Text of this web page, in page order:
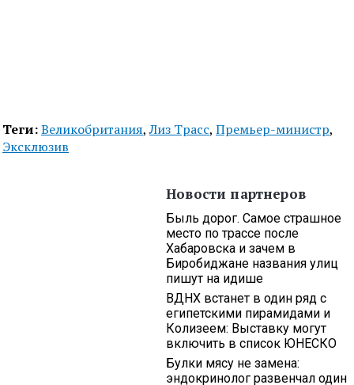
Теги:Великобритания,Лиз Трасс, Премьер-министр,
Эксклюзив
Новости партнеров
Быль дорог. Самое страшное
место по трассе после
Хабаровска и зачем в
Биробиджане названия улиц
пишут на идише
ВДНХ встанет в один ряд с
египетскими пирамидами и
Колизеем: Выставку могут
включить в список ЮНЕСКО
Булки мясу не замена:
эндокринолог развенчал один